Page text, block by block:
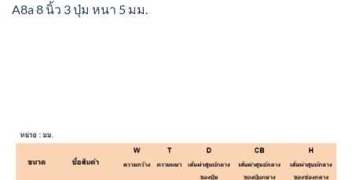
A8a 8 นิ้ว 3 ปุ่ม หนา 5 มม.